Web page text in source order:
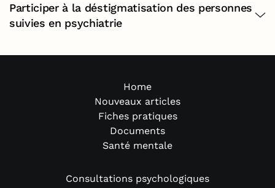
Participer à la déstigmatisation des personnes
suivies en psychiatrie
Home
Nouveaux articles
Fiches pratiques
Documents
Santé mentale
Consultations psychologiques